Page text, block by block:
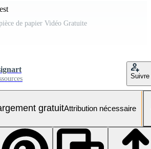
de papier Vidéo Gratuite
Suivre
gratuitAttribution nécessaire